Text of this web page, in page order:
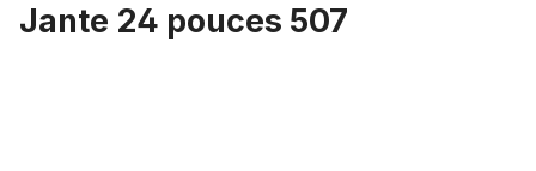
Jante 24 pouces 507